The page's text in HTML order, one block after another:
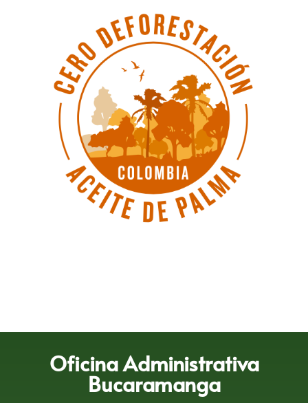
Oficina Administrativa
Bucaramanga